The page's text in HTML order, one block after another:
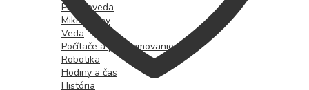
Prírodoveda
Mikroskopy
Veda
Počítače a programovanie
Robotika
Hodiny a čas
História